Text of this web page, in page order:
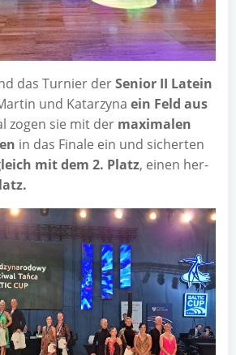
das Tur­nier derSeni­or II Latein
und Katar­zy­na ein Feld aus
zogen sie mit der maxi­ma­len
in das Fina­le ein und sicher­ten
mit dem 2. Platz, einen her­